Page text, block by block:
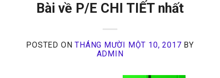
Bài về P/E CHI TIẾT nhất
POSTED ONTHÁNG MƯỜI MỘT 10, 2017 BY
ADMIN